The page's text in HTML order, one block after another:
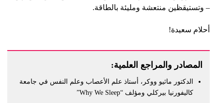
– وتستيقظين منتعشة ومليئة بالطاقة.
أحلام سعيدة!
المصادر والمراجع العلمية:
الدكتور ماثيو ووكر، أستاذ علم الأعصاب وعلم النفس في جامعة
كاليفورنيا بيركلي ومؤلف “Why We Sleep”